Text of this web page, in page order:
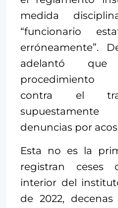
medida
“funcionario
erróneamente”.
adelantó
procedimiento
contra el
denuncias por
Esta no es la
registran ceses
interior del
de 2022,